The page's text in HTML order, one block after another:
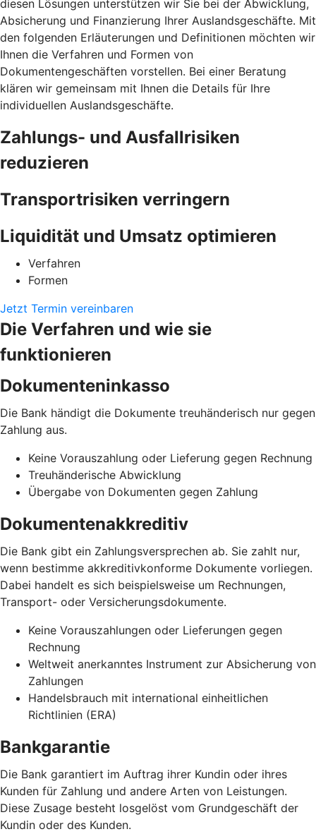
diesen Lösungen unterstützen wir Sie bei der Abwicklung,
Absicherung und Finanzierung Ihrer Auslandsgeschäfte. Mit
den folgenden Erläuterungen und Definitionen möchten wir
Ihnen die Verfahren und Formen von
Dokumentengeschäften vorstellen. Bei einer Beratung
klären wir gemeinsam mit Ihnen die Details für Ihre
individuellen Auslandsgeschäfte.
Zahlungs- und Ausfallrisiken
reduzieren
Transportrisiken verringern
Liquidität und Umsatz optimieren
Verfahren
Formen
Jetzt Termin vereinbaren
Die Verfahren und wie sie
funktionieren
Dokumenteninkasso
Die Bank händigt die Dokumente treuhänderisch nur gegen
Zahlung aus.
Keine Vorauszahlung oder Lieferung gegen Rechnung
Treuhänderische Abwicklung
Übergabe von Dokumenten gegen Zahlung
Dokumentenakkreditiv
Die Bank gibt ein Zahlungsversprechen ab. Sie zahlt nur,
wenn bestimme akkreditivkonforme Dokumente vorliegen.
Dabei handelt es sich beispielsweise um Rechnungen,
Transport- oder Versicherungsdokumente.
Keine Vorauszahlungen oder Lieferungen gegen
Rechnung
Weltweit anerkanntes Instrument zur Absicherung von
Zahlungen
Handelsbrauch mit international einheitlichen
Richtlinien (ERA)
Bankgarantie
Die Bank garantiert im Auftrag ihrer Kundin oder ihres
Kunden für Zahlung und andere Arten von Leistungen.
Diese Zusage besteht losgelöst vom Grundgeschäft der
Kundin oder des Kunden.